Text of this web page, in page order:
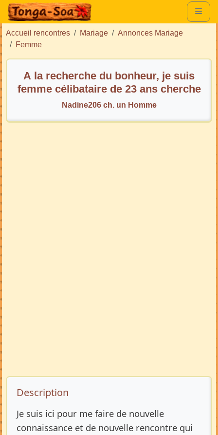
Accueil rencontres Mariage
Annonces Mariage
Femme
A la recherche du bonheur, je suis
femme célibataire de 23 ans cherche
homme pour rencontre sérieuse
Nadine206 ch. un Homme
Description de l’annonce
Description
Je suis ici pour me faire de nouvelle
connaissance et de nouvelle rencontre qui